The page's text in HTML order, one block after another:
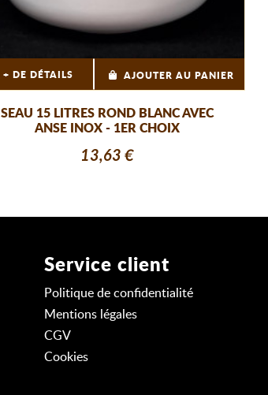
+ DE DÉTAILS AJOUTER AU PANIER
SEAU 15 LITRES ROND BLANC AVEC
ANSE INOX - 1ER CHOIX
13,63 €
Service client
Politique de confidentialité
Mentions légales
CGV
Cookies